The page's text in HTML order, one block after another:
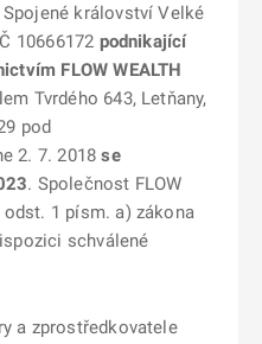
Spojené království Velké
10666172 podnikající
FLOW WEALTH
Tvrdého 643, Letňany,
pod
2. 7. 2018se
. Společnost FLOW
odst. 1 písm. a) zákona
schválené
a zprostředkovatele